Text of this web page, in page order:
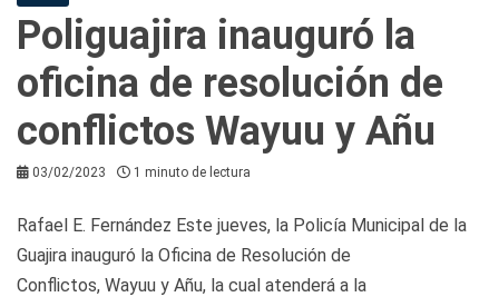
Poliguajira inauguró la
oficina de resolución de
conflictos Wayuu y Añu
03/02/2023 1 minuto de lectura
Rafael E. Fernández Este jueves, la Policía Municipal de la
Guajira inauguró la Oficina de Resolución de
Conflictos, Wayuu y Añu, la cual atenderá a la